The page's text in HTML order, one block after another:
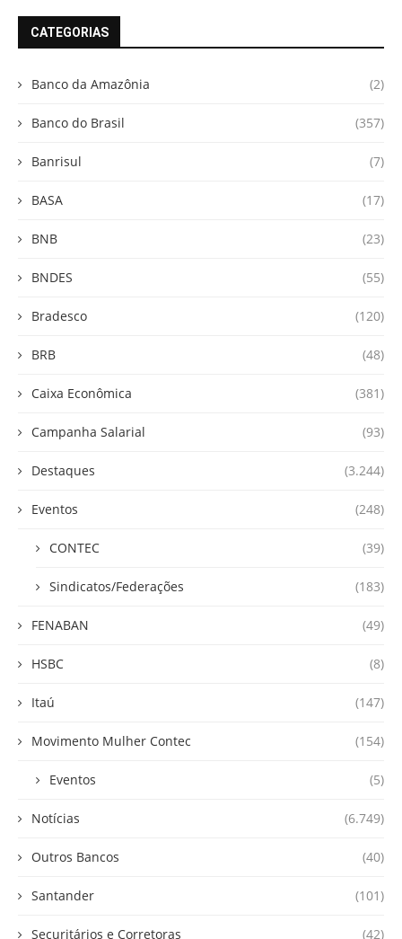
CATEGORIAS
Banco da Amazônia (2)
Banco do Brasil (357)
Banrisul (7)
BASA (17)
BNB (23)
BNDES (55)
Bradesco (120)
BRB (48)
Caixa Econômica (381)
Campanha Salarial (93)
Destaques (3.244)
Eventos (248)
CONTEC (39)
Sindicatos/Federações (183)
FENABAN (49)
HSBC (8)
Itaú (147)
Movimento Mulher Contec (154)
Eventos (5)
Notícias (6.749)
Outros Bancos (40)
Santander (101)
Securitários e Corretoras (42)